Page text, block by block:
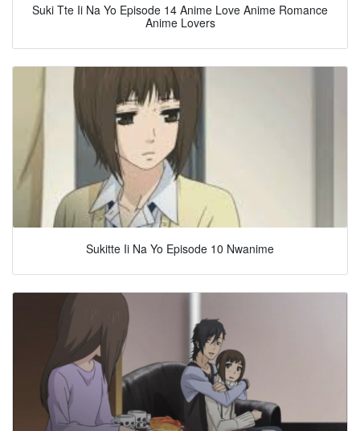
Suki Tte Ii Na Yo Episode 14 Anime Love Anime Romance
Anime Lovers
Sukitte Ii Na Yo Episode 10 Nwanime